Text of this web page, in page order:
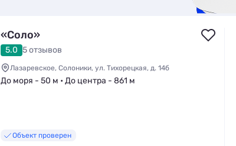
«Соло»
5.0 5 отзывов
Лазаревское, Солоники, ул. Тихорецкая, д. 14б
До моря - 50 м • До центра - 861 м
Объект проверен